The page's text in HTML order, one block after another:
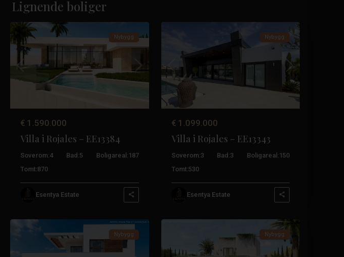
Lignende boliger
Rojales
Tidligere Neste
Nybygg
€ 1.590.000
Villa i Rojales – EE13384
Soverom:4 Bad:5 Boligareal: 187
Tomt:870
Esentya Estate
Tidligere Neste
Nybygg
€ 1.099.000
Villa i Rojales – EE13343
Soverom:3 Bad:3 Boligareal: 150
Tomt:530
Esentya Estate
Nybygg Nybygg